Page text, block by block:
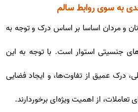
به سوی روابط سالم
و مردان اساسا بر اساس درک و توجه به
جنسیتی استوار است. با توجه به این
درک عمیق از تفاوت‌ها، و ایجاد فضایی
تعاملات، از اهمیت ویژه‌ای برخوردارند.